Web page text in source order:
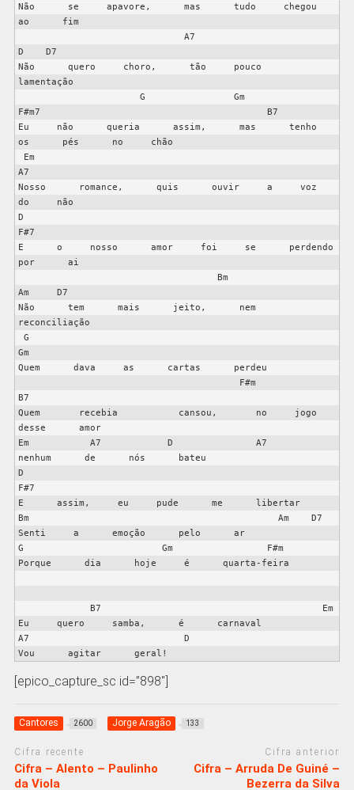
Não      se     apavore,      mas      tudo     chegou
ao      fim
D    D7
Não      quero     choro,      tão     pouco
lamentação
F#m7                                         B7
Eu     não      queria      assim,      mas      tenho
os      pés      no     chão
A7
Nosso      romance,      quis      ouvir     a     voz
do     não
D
F#7
E      o     nosso      amor     foi     se      perdendo
por      ai
Am     D7
Não      tem      mais      jeito,      nem
reconciliação
Gm
Quem      dava     as      cartas      perdeu
B7
Quem       recebia           cansou,       no     jogo
desse      amor
Em           A7            D               A7
nenhum      de      nós      bateu
D
F#7
E      assim,     eu     pude      me      libertar
Bm                                             Am    D7
Senti     a      emoção      pelo      ar
G                         Gm                 F#m
Porque      dia      hoje     é      quarta-feira
Eu     quero     samba,      é      carnaval
A7                            D
[epico_capture_sc id=”898″]
Cantores 2600 Jorge Aragão 133
Cifra recente
Cifra – Alento – Paulinho
da Viola
Cifra anterior
Cifra – Arruda De Guiné –
Bezerra da Silva